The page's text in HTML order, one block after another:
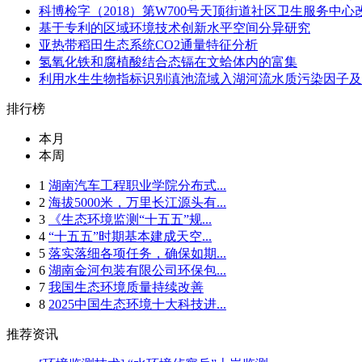
科博检字（2018）第W700号天顶街道社区卫生服务中心
基于专利的区域环境技术创新水平空间分异研究
亚热带稻田生态系统CO2通量特征分析
氢氧化铁和腐植酸结合态镉在文蛤体内的富集
利用水生生物指标识别滇池流域入湖河流水质污染因子及
排行榜
本月
本周
1 湖南汽车工程职业学院分布式...
2 海拔5000米，万里长江源头有...
3
《生态环境监测“十五五”规...
4 “十五五”时期基本建成天空...
5 落实落细各项任务，确保如期...
6 湖南金河包装有限公司环保包...
7 我国生态环境质量持续改善
8 2025中国生态环境十大科技进...
推荐资讯